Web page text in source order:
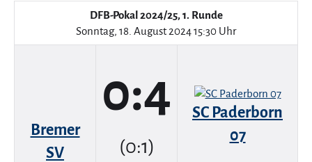
DFB-Pokal 2024/25, 1. Runde
Sonntag, 18. August 2024 15:30 Uhr
Bremer
SV
0:4
(0:1)
SC Paderborn
07